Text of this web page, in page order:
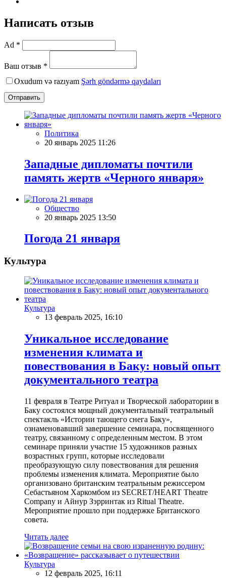
Написать отзыв
Ad *
Ваш отзыв *
Oxudum və razıyam Şərh göndərmə qaydaları
Отправить
Политика
20 январь 2025 11:26
Западные дипломаты почтили
память жертв «Черного января»
Общество
20 январь 2025 13:50
Погода 21 января
Культура
Культура
13 февраль 2025, 16:10
Уникальное исследование
изменения климата и
повествования в Баку: новый опыт
документального театра
11 февраля в Театре Ритуал и Творческой лаборатории в
Баку состоялся мощный документальный театральный
спектакль «Истории тающего снега Баку»,
ознаменовавший завершение семинара, посвященного
театру, связанному с определенным местом. В этом
семинаре приняли участие 15 художников разных
возрастных групп, которые исследовали
преобразующую силу повествования для решения
проблемы изменения климата. Мероприятие было
организовано британским театральным режиссером
Себастьяном Харкомбом из SECRET/HEART Theatre
Company и Айнур Зэрринтак из Ritual Theatre.
Мероприятие прошло при поддержке Британского
совета.
Читать далее
Культура
12 февраль 2025, 16:11